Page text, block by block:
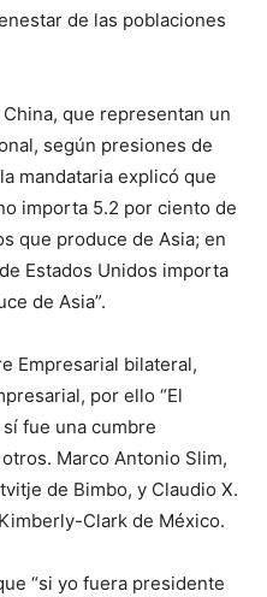
de las poblaciones
que representan un
según presiones de
mandataria explicó que
importa 5.2 por ciento de
que produce de Asia; en
Estados Unidos importa
de Asia”.
Empresarial bilateral,
por ello “El
sí fue una cumbre
Marco Antonio Slim,
de Bimbo, y Claudio X.
Clark de México.
“si yo fuera presidente